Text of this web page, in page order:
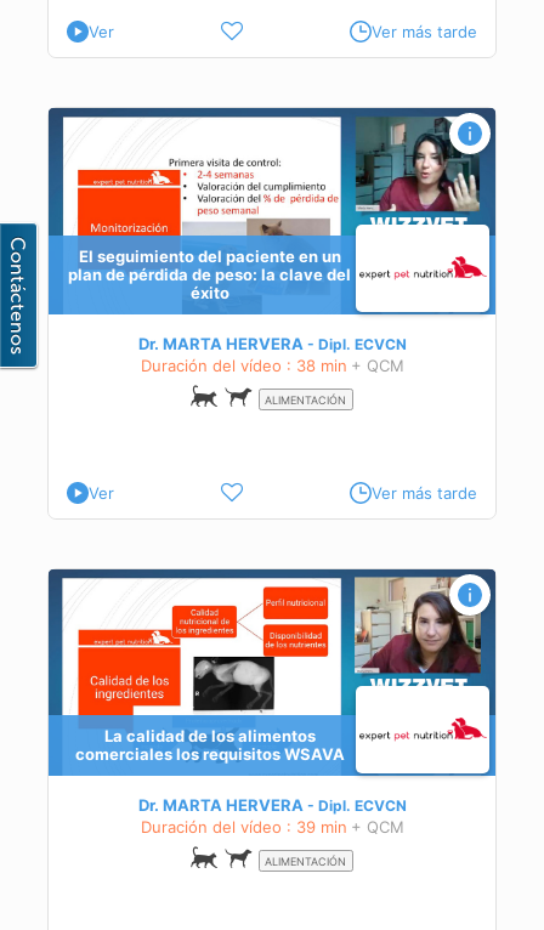
Ver Ver más tarde
El seguimiento del paciente en un
plan de pérdida de peso: la clave del
éxito
Dr. MARTA HERVERA Dipl. ECVCN
Duración del vídeo : 38 min + QCM
ALIMENTACIÓN
Ver Ver más tarde
La calidad de los alimentos
comerciales los requisitos WSAVA
Dr. MARTA HERVERA Dipl. ECVCN
Duración del vídeo : 39 min + QCM
ALIMENTACIÓN